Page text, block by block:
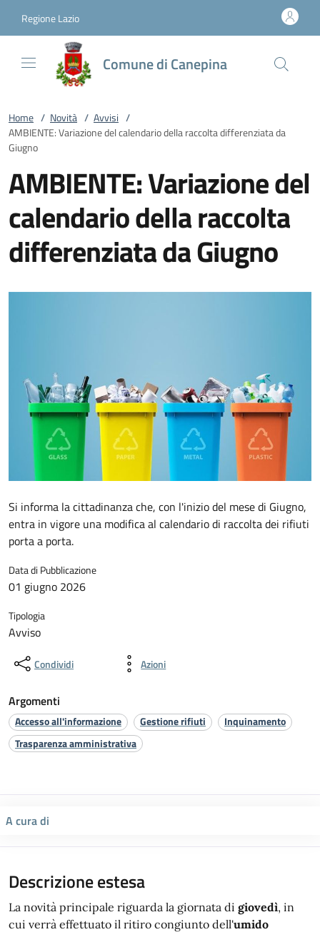
Regione Lazio
Comune di Canepina
Home / Novità / Avvisi /
AMBIENTE: Variazione del calendario della raccolta differenziata da
Giugno
AMBIENTE: Variazione del
calendario della raccolta
differenziata da Giugno
Si informa la cittadinanza che, con l'inizio del mese di Giugno,
entra in vigore una modifica al calendario di raccolta dei rifiuti
porta a porta.
Data di Pubblicazione
01 giugno 2026
Tipologia
Avviso
Condividi Azioni
Argomenti
Accesso all'informazione Gestione rifiuti
Inquinamento
Trasparenza amministrativa
A cura di
Descrizione estesa
La novità principale riguarda la giornata di giovedì, in
cui verrà effettuato il ritiro congiunto dell'umido